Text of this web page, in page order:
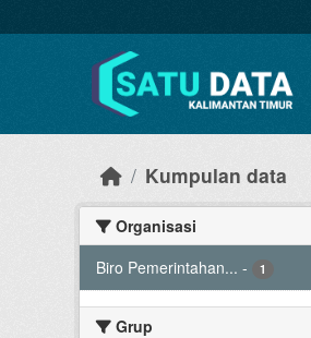
Kumpulan data
Organisasi
Biro Pemerintahan... - 1
Grup